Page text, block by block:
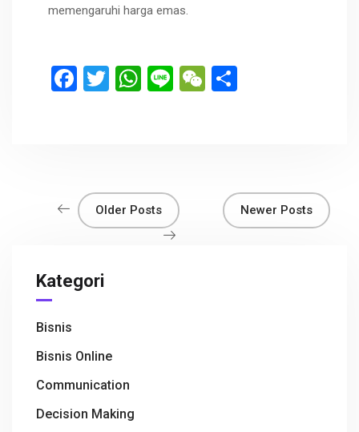
memengaruhi harga emas.
F
o
k
T
W
p
p
Li
W
Older Posts Newer Posts
Kategori
Bisnis
Bisnis Online
Communication
Decision Making